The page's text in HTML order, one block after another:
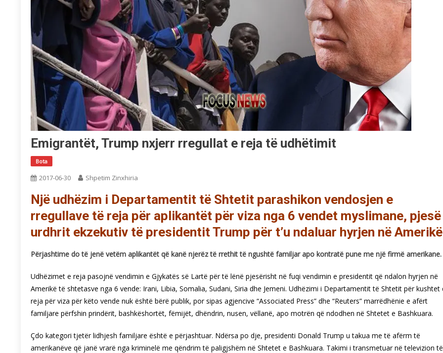
Emigrantët, Trump nxjerr rregullat e reja të udhëtimit
Bota
2017-06-30 Shpetim Zinxhiria
Një udhëzim i Departamentit të Shtetit parashikon vendosjen e
rregullave të reja për aplikantët për viza nga 6 vendet myslimane, pjesë
urdhrit ekzekutiv të presidentit Trump për t’u ndaluar hyrjen në
Përjashtime do të jenë vetëm aplikantët që kanë njerëz të rrethit të ngushtë familjar apo kontratë pune me një firmë amerikane.
Udhëzimet e reja pasojnë vendimin e Gjykatës së Lartë për të lënë pjesërisht në fuqi vendimin e presidentit që ndalon hyrjen në
Amerikë të shtetasve nga 6 vende: Irani, Libia, Somalia, Sudani, Siria dhe Jemeni. Udhëzimi i Departamentit të Shtetit për kushtet
reja për viza për këto vende nuk është bërë publik, por sipas agjencive “Associated Press” dhe “Reuters” marrëdhënie e afërt
familjare përfshin prindërit, bashkëshortët, fëmijët, dhëndrin, nusen, vëllanë, apo motrën që ndodhen në Shtetet e Bashkuara.
Çdo kategori tjetër lidhjesh familjare është e përjashtuar. Ndërsa po dje, presidenti Donald Trump u takua me të afërm të
amerikanëve që janë vrarë nga kriminelë me qëndrim të paligjshëm në Shtetet e Bashkuara. Takimi i transmetuar në televizion të